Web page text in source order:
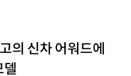
의 신차 어워드에
델